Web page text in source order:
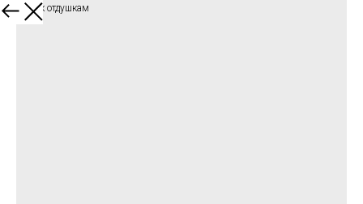
Обратно к отдушкам